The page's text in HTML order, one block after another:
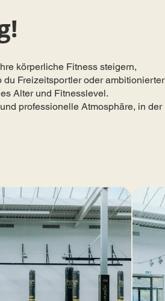
körperliche Fitness steigern,
Freizeitsportler oder ambitionierter
Alter und Fitnesslevel.
professionelle Atmosphäre, in der